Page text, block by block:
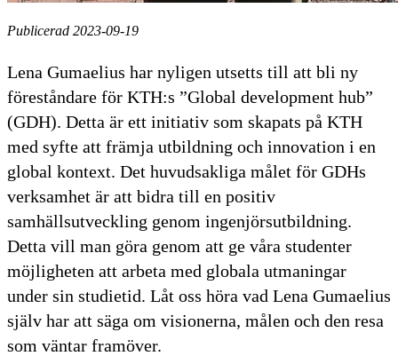
Publicerad 2023-09-19
Lena Gumaelius har nyligen utsetts till att bli ny
föreståndare för KTH:s ”Global development hub”
(GDH). Detta är ett initiativ som skapats på KTH
med syfte att främja utbildning och innovation i en
global kontext. Det huvudsakliga målet för GDHs
verksamhet är att bidra till en positiv
samhällsutveckling genom ingenjörsutbildning.
Detta vill man göra genom att ge våra studenter
möjligheten att arbeta med globala utmaningar
under sin studietid. Låt oss höra vad Lena Gumaelius
själv har att säga om visionerna, målen och den resa
som väntar framöver.